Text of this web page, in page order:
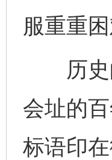
服重重
历史的
会址的
标语印